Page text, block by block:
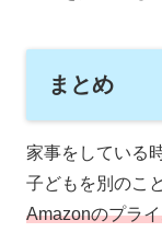
まとめ
家事をしている時
子どもを別のこ
Amazonのプラ